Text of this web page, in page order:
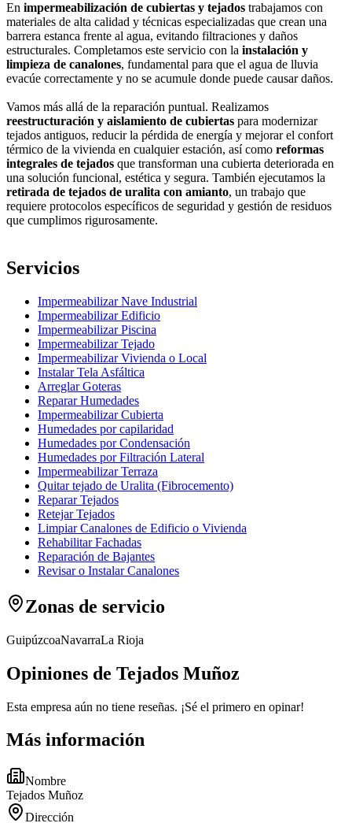
En impermeabilización de cubiertas y tejados trabajamos con
materiales de alta calidad y técnicas especializadas que crean una
barrera estanca frente al agua, evitando filtraciones y daños
estructurales. Completamos este servicio con la instalación y
limpieza de canalones, fundamental para que el agua de lluvia
evacúe correctamente y no se acumule donde puede causar daños.
Vamos más allá de la reparación puntual. Realizamos
reestructuración y aislamiento de cubiertas para modernizar
tejados antiguos, reducir la pérdida de energía y mejorar el confort
térmico de la vivienda en cualquier estación, así como reformas
integrales de tejados que transforman una cubierta deteriorada en
una solución funcional, estética y segura. También ejecutamos la
retirada de tejados de uralita con amianto, un trabajo que
requiere protocolos específicos de seguridad y gestión de residuos
que cumplimos rigurosamente.
Servicios
Impermeabilizar Nave Industrial
Impermeabilizar Edificio
Impermeabilizar Piscina
Impermeabilizar Tejado
Impermeabilizar Vivienda o Local
Instalar Tela Asfáltica
Arreglar Goteras
Reparar Humedades
Impermeabilizar Cubierta
Humedades por capilaridad
Humedades por Condensación
Humedades por Filtración Lateral
Impermeabilizar Terraza
Quitar tejado de Uralita (Fibrocemento)
Reparar Tejados
Retejar Tejados
Limpiar Canalones de Edificio o Vivienda
Rehabilitar Fachadas
Reparación de Bajantes
Revisar o Instalar Canalones
Zonas de servicio
GuipúzcoaNavarraLa Rioja
Opiniones de Tejados Muñoz
Esta empresa aún no tiene reseñas. ¡Sé el primero en opinar!
Más información
Nombre
Tejados Muñoz
Dirección